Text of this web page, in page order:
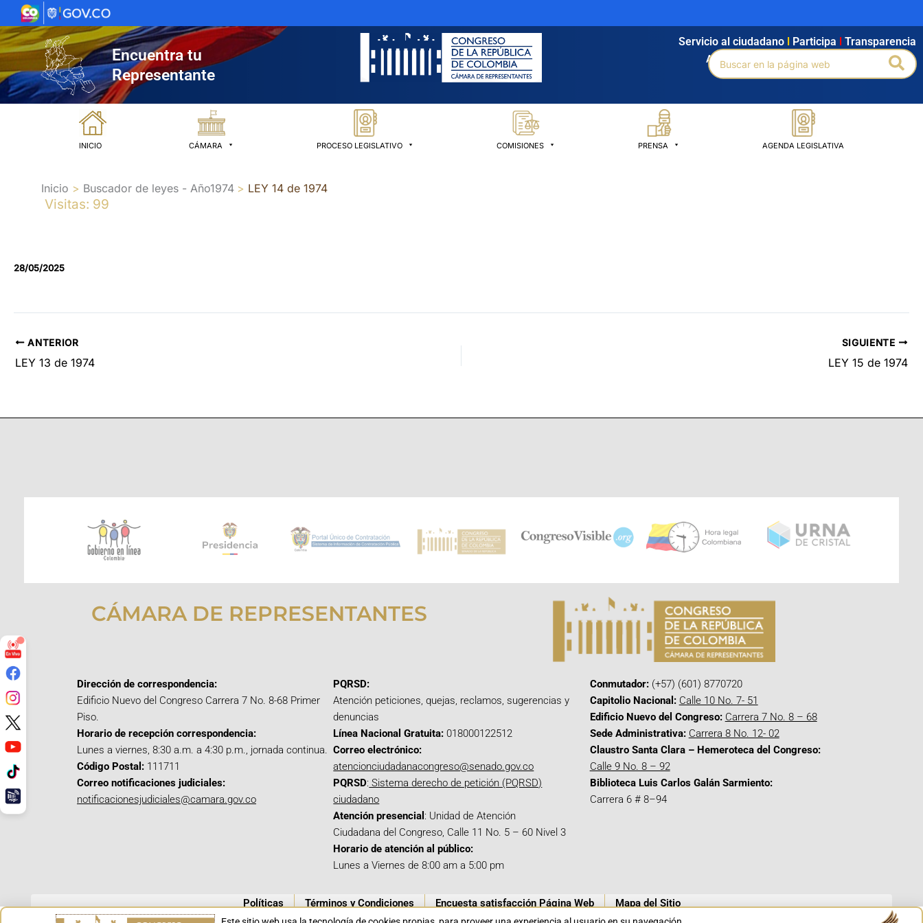
al
contenido
Encuentra tu
Representante
Agendamiento Intranet Búsqueda avanzada
Servicio al ciudadano Participa Transparencia
Buscar
por:
INICIO CÁMARA PROCESO LEGISLATIVO COMISIONES PRENSA AGENDA LEGISLATIVA
Inicio Buscador de leyes - Año1974 LEY 14 de 1974
Visitas: 99
28/05/2025
ANTERIOR
LEY 13 de 1974
SIGUIENTE
LEY 15 de 1974
CÁMARA DE REPRESENTANTES
Dirección de correspondencia:
Edificio Nuevo del Congreso Carrera 7 No. 8-68 Primer
Piso.
Horario de recepción correspondencia:
Lunes a viernes, 8:30 a.m. a 4:30 p.m., jornada continua.
Código Postal: 111711
Correo notificaciones judiciales:
notificacionesjudiciales@camara.gov.co
PQRSD:
Atención peticiones, quejas, reclamos, sugerencias y
denuncias
Línea Nacional Gratuita: 018000122512
Correo electrónico:
atencionciudadanacongreso@senado.gov.co
PQRSD: Sistema derecho de petición (PQRSD)
ciudadano
Atención presencial : Unidad de Atención
Ciudadana del Congreso, Calle 11 No. 5 – 60 Nivel 3
Horario de atención al público:
Lunes a Viernes de 8:00 am a 5:00 pm
Conmutador:(+57) (601) 8770720
Capitolio Nacional: Calle 10 No. 7- 51
Edificio Nuevo del Congreso: Carrera 7 No. 8 – 68
Sede Administrativa: Carrera 8 No. 12- 02
Claustro Santa Clara – Hemeroteca del Congreso:
Calle 9 No. 8 – 92
Biblioteca Luis Carlos Galán Sarmiento:
Carrera 6 # 8–94
Políticas Términos y Condiciones Encuesta satisfacción Página Web Mapa del Sitio